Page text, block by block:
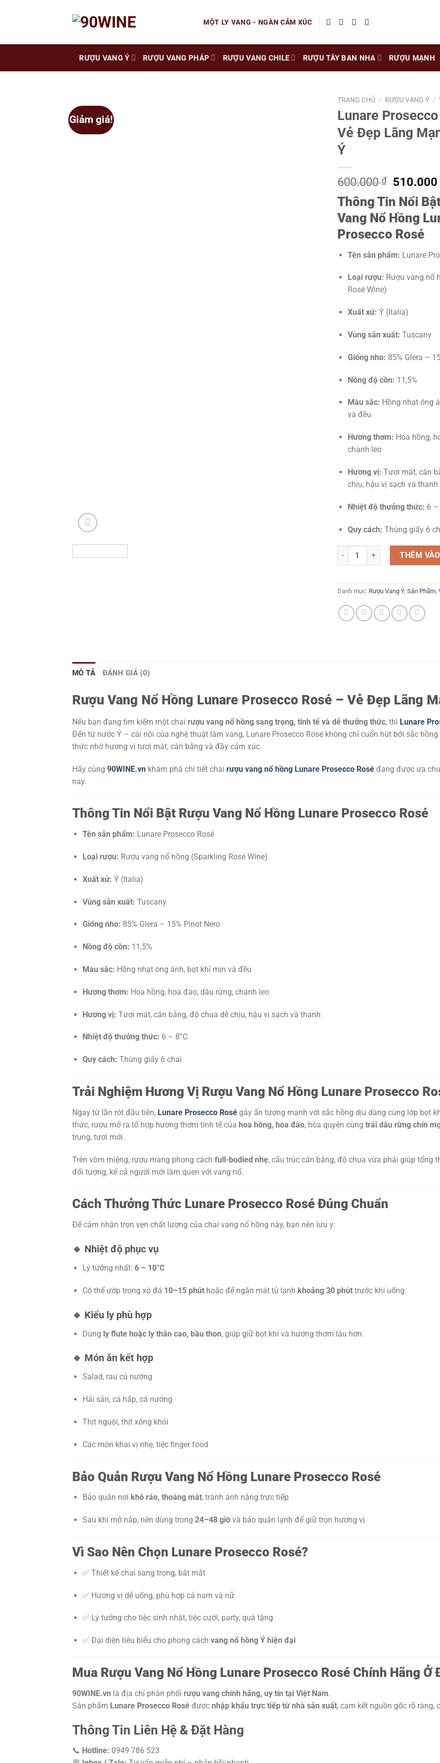
MỘT LY VANG - NGÀN CẢM XÚC
RƯỢU VANG Ý RƯỢU VANG PHÁP RƯỢU VANG CHILE RƯỢU TÂY BAN NHA RƯỢU MẠNH
Giảm giá!
TRANG CHỦ / RƯỢU VANG Ý /
Lunare
Vẻ Đẹp Lãng
Ý
600.000₫
Giá
gốc
là:
600.000
Thông Tin Nổi
Vang Nổ Hồng
Prosecco Rosé
Tên sản phẩm: Lunare
Loại rượu: Rượu vang nổ
Rosé Wine)
Xuất xứ: Ý (Italia)
Vùng sản xuất: Tuscany
Giống nho: 85% Glera –
Nồng độ cồn: 11,5%
Màu sắc: Hồng nhạt óng
và đều
Hương thơm: Hoa hồng,
chanh leo
Hương vị: Tươi mát, cân
chịu, hậu vị sạch và thanh
Nhiệt độ thưởng thức: 6 –
Quy cách: Thùng giấy 6
Lunare Prosecco Rosé – Vẻ
THÊM
Danh mục: Rượu Vang Ý, Sản Phẩm,
MÔ TẢ ĐÁNH GIÁ (0)
Rượu Vang Nổ Hồng Lunare Prosecco Rosé – Vẻ Đẹp Lãng
Nếu bạn đang tìm kiếm một chai rượu vang nổ hồng sang trọng, tinh tế và dễ thưởng thức, thì Lunare
Đến từ nước Ý – cái nôi của nghệ thuật làm vang, Lunare Prosecco Rosé không chỉ cuốn hút bởi sắc
thức nhờ hương vị tươi mát, cân bằng và đầy cảm xúc.
Hãy cùng 90WINE.vn khám phá chi tiết chai rượu vang nổ hồng Lunare Prosecco Rosé đang được ưa
nay.
Thông Tin Nổi Bật Rượu Vang Nổ Hồng Lunare Prosecco Rosé
Tên sản phẩm: Lunare Prosecco Rosé
Loại rượu: Rượu vang nổ hồng (Sparkling Rosé Wine)
Xuất xứ: Ý (Italia)
Vùng sản xuất: Tuscany
Giống nho: 85% Glera – 15% Pinot Nero
Nồng độ cồn: 11,5%
Màu sắc: Hồng nhạt óng ánh, bọt khí mịn và đều
Hương thơm: Hoa hồng, hoa đào, dâu rừng, chanh leo
Hương vị: Tươi mát, cân bằng, độ chua dễ chịu, hậu vị sạch và thanh
Nhiệt độ thưởng thức: 6 – 8°C
Quy cách: Thùng giấy 6 chai
Trải Nghiệm Hương Vị Rượu Vang Nổ Hồng Lunare Prosecco
Ngay từ lần rót đầu tiên, Lunare Prosecco Rosé gây ấn tượng mạnh với sắc hồng dịu dàng cùng lớp bọt
thức, rượu mở ra tổ hợp hương thơm tinh tế của hoa hồng, hoa đào, hòa quyện cùng trái dâu rừng chín
trung, tươi mới.
Trên vòm miệng, rượu mang phong cách full-bodied nhẹ, cấu trúc cân bằng, độ chua vừa phải giúp tổng
đối tượng, kể cả người mới làm quen với vang nổ.
Cách Thưởng Thức Lunare Prosecco Rosé Đúng Chuẩn
Để cảm nhận trọn vẹn chất lượng của chai vang nổ hồng này, bạn nên lưu ý:
🔹 Nhiệt độ phục vụ
Lý tưởng nhất: 6 – 10°C
Có thể ướp trong xô đá 10–15 phúthoặc để ngăn mát tủ lạnh khoảng 30 phúttrước khi uống.
🔹 Kiểu ly phù hợp
Dùng ly flute hoặc ly thân cao, bầu thon, giúp giữ bọt khí và hương thơm lâu hơn.
🔹 Món ăn kết hợp
Salad, rau củ nướng
Hải sản, cá hấp, cá nướng
Thịt nguội, thịt xông khói
Các món khai vị nhẹ, tiệc finger food
Bảo Quản Rượu Vang Nổ Hồng Lunare Prosecco Rosé
Bảo quản nơi khô ráo, thoáng mát, tránh ánh nắng trực tiếp
Sau khi mở nắp, nên dùng trong 24–48 giờvà bảo quản lạnh để giữ trọn hương vị
Vì Sao Nên Chọn Lunare Prosecco Rosé?
✅ Thiết kế chai sang trọng, bắt mắt
✅ Hương vị dễ uống, phù hợp cả nam và nữ
✅ Lý tưởng cho tiệc sinh nhật, tiệc cưới, party, quà tặng
✅ Đại diện tiêu biểu cho phong cách vang nổ hồng Ý hiện đại
Mua Rượu Vang Nổ Hồng Lunare Prosecco Rosé Chính Hãng Ở
90WINE.vn là địa chỉ phân phối rượu vang chính hãng, uy tín tại Việt Nam.
Sản phẩm Lunare Prosecco Rosé được nhập khẩu trực tiếp từ nhà sản xuất, cam kết nguồn gốc rõ ràng,
Thông Tin Liên Hệ & Đặt Hàng
📞 Hotline: 0949 786 523